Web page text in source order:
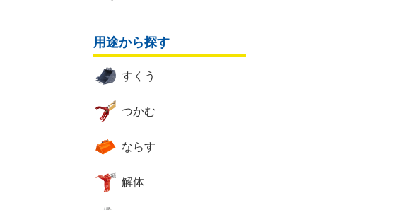
用途から探す
すくう
つかむ
ならす
解体